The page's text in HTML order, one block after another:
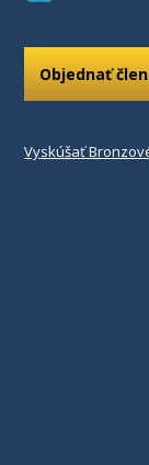
Objednať
Vyskúšať